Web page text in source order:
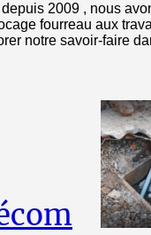
2009 , nous
fourreau aux
notre savoir-faire